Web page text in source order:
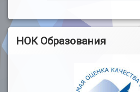
НОК Образования